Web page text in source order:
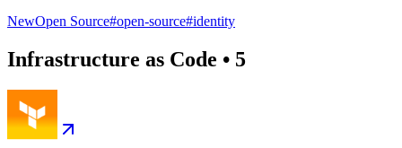
NewOpen Source#open-source#identity
Infrastructure as Code • 5